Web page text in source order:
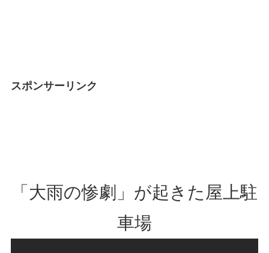
スポンサーリンク
「大雨の惨劇」が起きた屋上駐
車場